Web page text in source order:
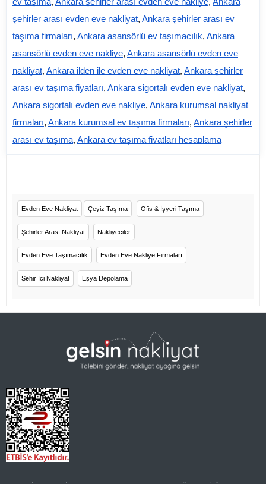
şehirler arası evden eve nakliyat, Ankara şehirler arası ev
taşıma firmaları, Ankara asansörlü ev taşımacılık, Ankara
asansörlü evden eve nakliye, Ankara asansörlü evden eve
nakliyat, Ankara ilden ile evden eve nakliyat, Ankara şehirler
arası ev taşıma fiyatları, Ankara sigortalı evden eve nakliyat,
Ankara sigortalı evden eve nakliye, Ankara kurumsal nakliyat
firmaları, Ankara kurumsal ev taşıma firmaları, Ankara şehirler
arası ev taşıma, Ankara ev taşıma fiyatları hesaplama
Evden Eve Nakliyat Çeyiz Taşıma Ofis & İşyeri Taşıma
Şehirler Arası Nakliyat Nakliyeciler
Evden Eve Taşımacılık Evden Eve Nakliye Firmaları
Şehir İçi Nakliyat Eşya Depolama